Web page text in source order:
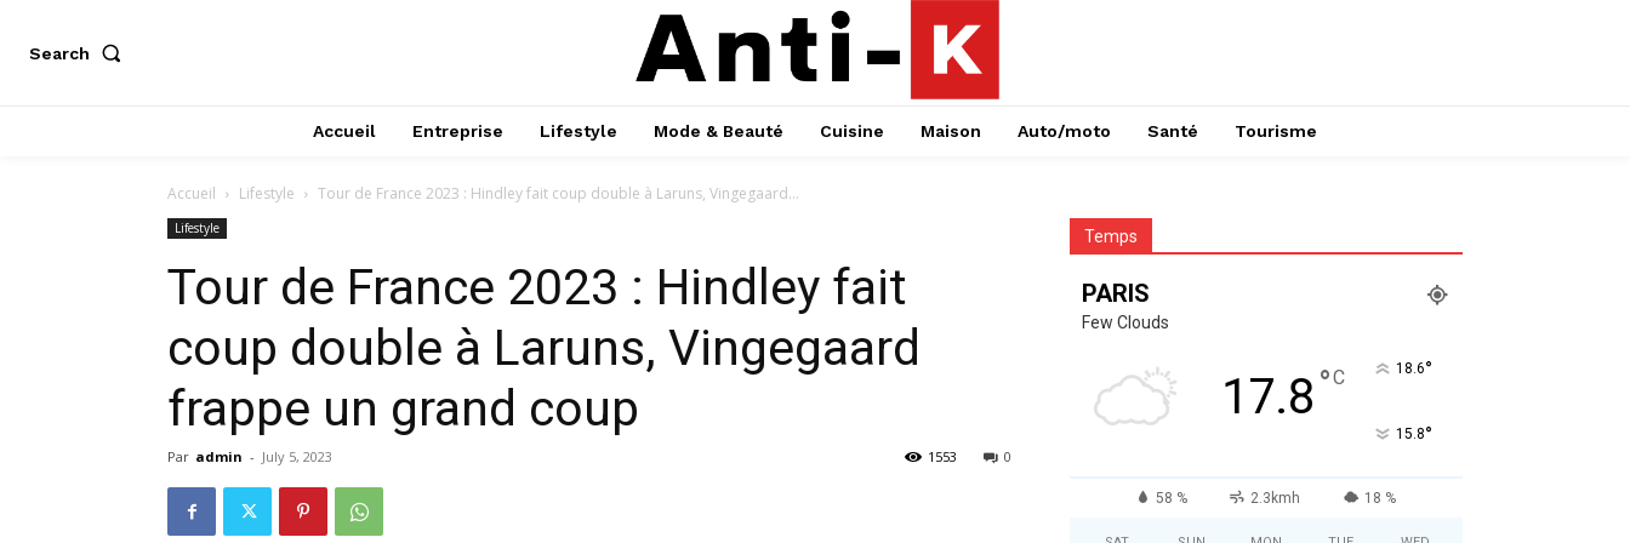
Search
Accueil Entreprise Lifestyle Mode & Beauté Cuisine Maison Auto/moto Santé Tourisme
Accueil Lifestyle Tour de France 2023 : Hindley fait coup double à Laruns, Vingegaard...
Lifestyle
Tour de France 2023 : Hindley fait
coup double à Laruns, Vingegaard
frappe un grand coup
Par admin - July 5, 2023 0
1553
Temps
PARIS
Few Clouds
17.8 °C 18.6°
15.8°
58 % 2.3kmh 18 %